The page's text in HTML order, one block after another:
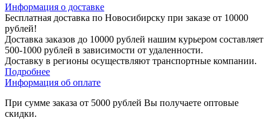
Информация о доставке
Бесплатная доставка по Новосибирску при заказе от 10000
рублей!
Доставка заказов до 10000 рублей нашим курьером составляет
500-1000 рублей в зависимости от удаленности.
Доставку в регионы осуществляют транспортные компании.
Подробнее
Информация об оплате
При сумме заказа от 5000 рублей Вы получаете оптовые
скидки.